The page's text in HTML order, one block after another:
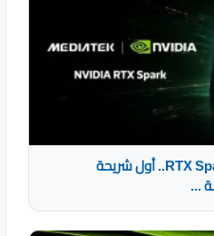
إنفيديا تكشف رسميًا عن RTX Spark.. أول شريحة